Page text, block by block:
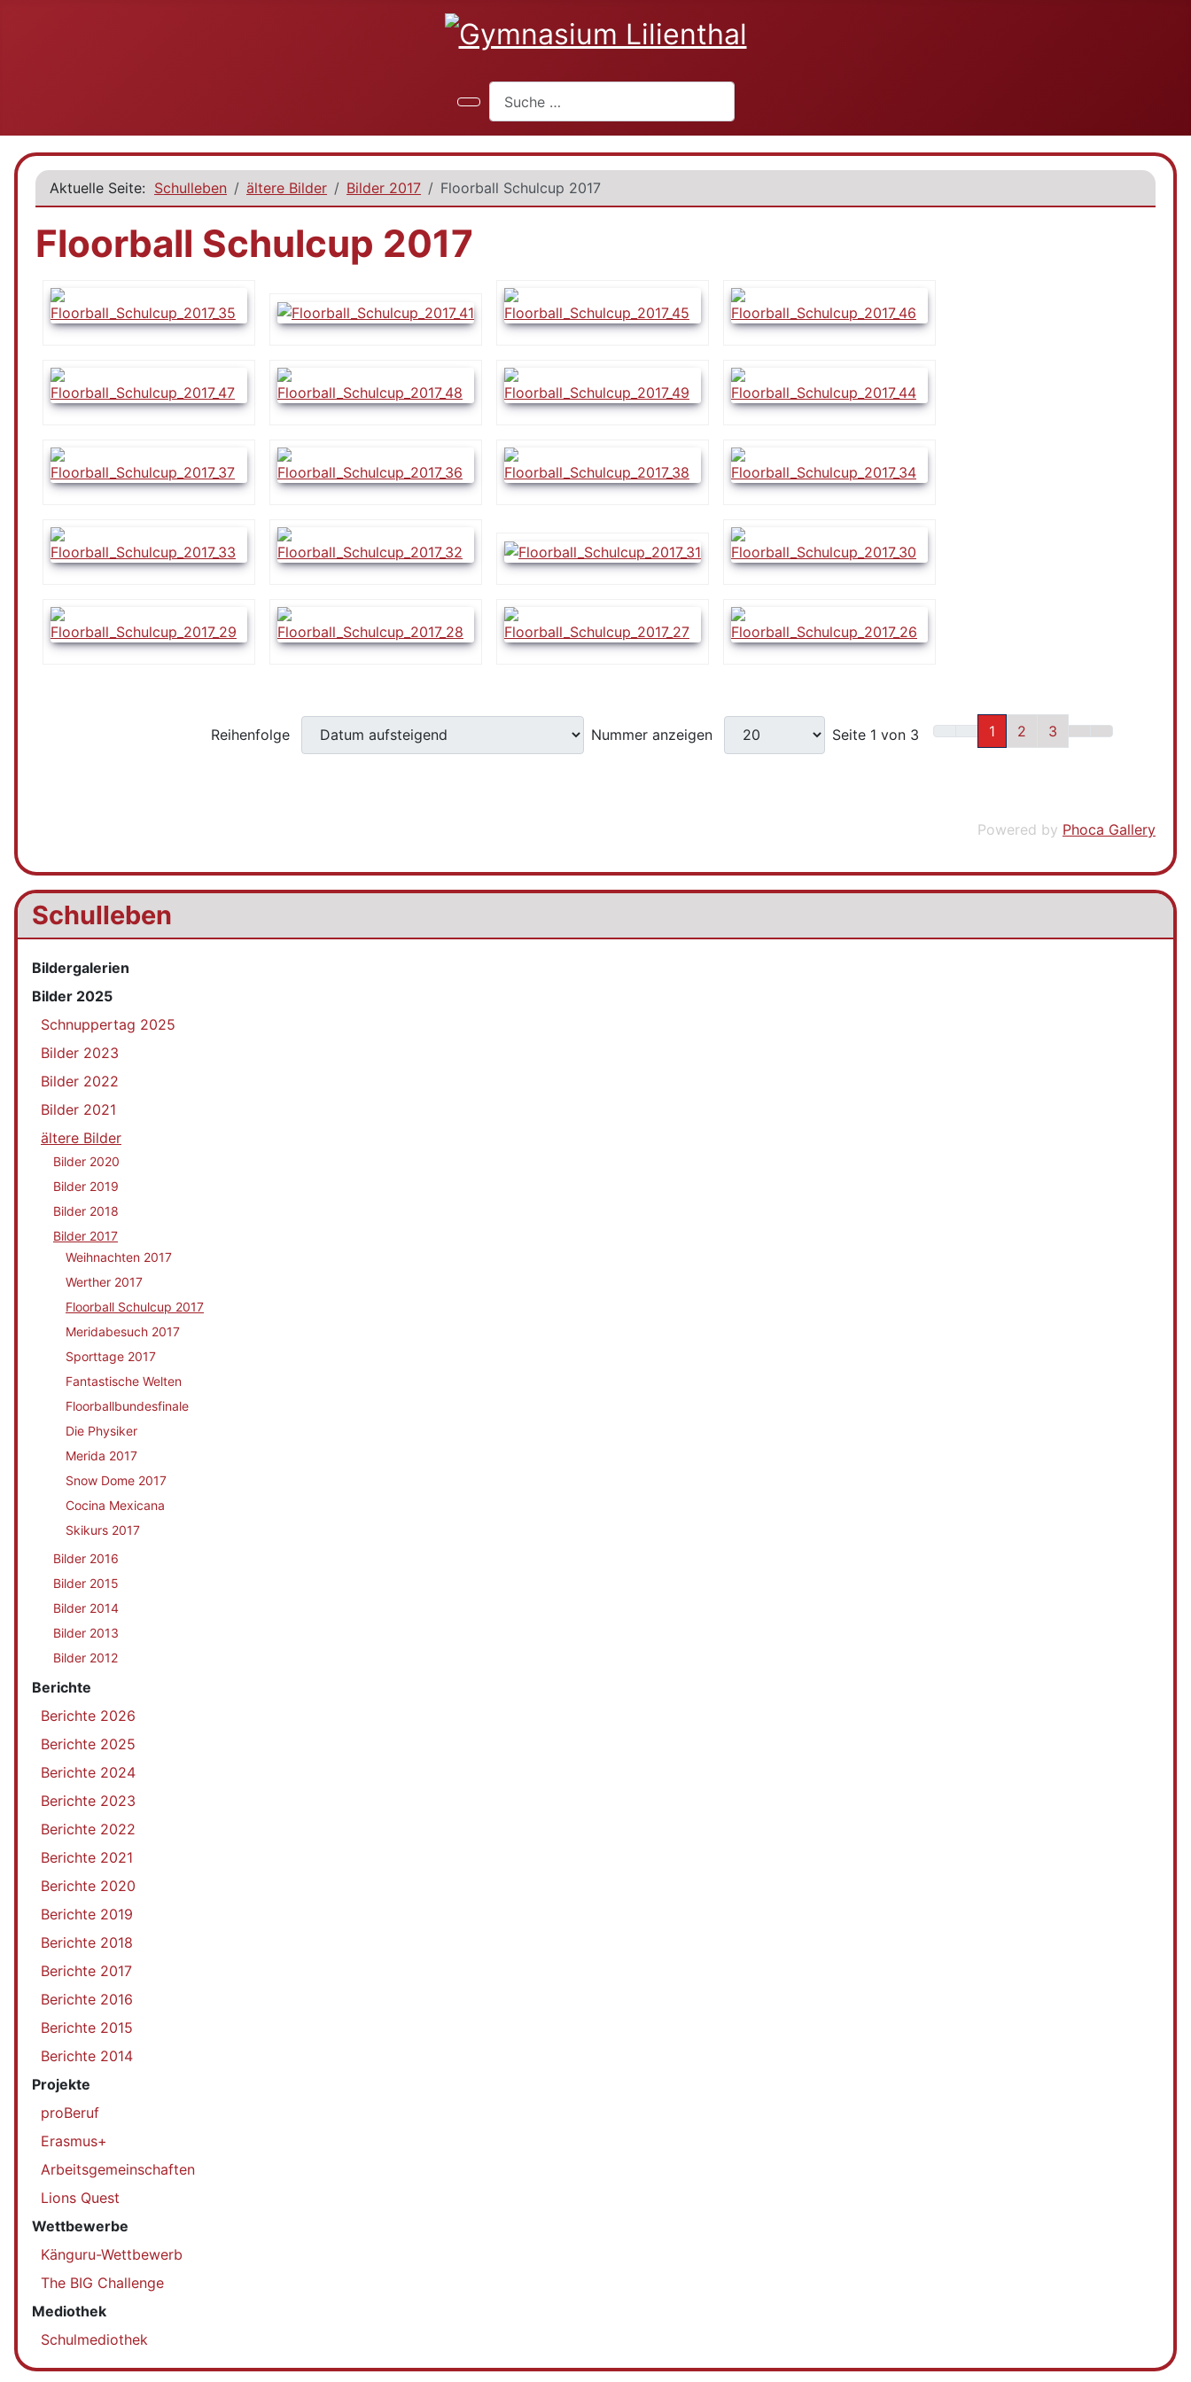
Schulleben
Bildergalerien
Bilder 2025
Schnuppertag 2025
Bilder 2023
Bilder 2022
Bilder 2021
ältere Bilder
Bilder 2020
Bilder 2019
Bilder 2018
Bilder 2017
Weihnachten 2017
Werther 2017
Floorball Schulcup 2017
Meridabesuch 2017
Sporttage 2017
Fantastische Welten
Floorballbundesfinale
Die Physiker
Merida 2017
Snow Dome 2017
Cocina Mexicana
Skikurs 2017
Bilder 2016
Bilder 2015
Bilder 2014
Bilder 2013
Bilder 2012
Berichte
Berichte 2026
Berichte 2025
Berichte 2024
Berichte 2023
Berichte 2022
Berichte 2021
Berichte 2020
Berichte 2019
Berichte 2018
Berichte 2017
Berichte 2016
Berichte 2015
Berichte 2014
Projekte
proBeruf
Erasmus+
Arbeitsgemeinschaften
Lions Quest
Wettbewerbe
Känguru-Wettbewerb
The BIG Challenge
Mediothek
Schulmediothek
Aktuelle Seite: Schulleben ältere Bilder Bilder 2017 Floorball Schulcup 2017
Floorball Schulcup 2017
Reihenfolge Nummer anzeigen Seite 1 von 3 1 2 3
Powered by Phoca Gallery